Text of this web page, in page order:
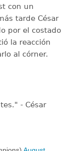
con un
tarde César
por el costado
la reacción
al córner.
- César